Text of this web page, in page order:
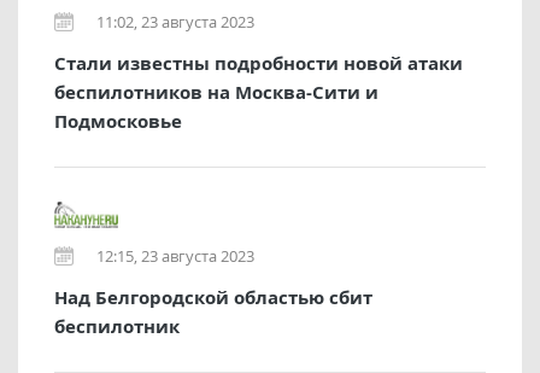
11:02, 23 августа 2023
Стали известны подробности новой атаки
беспилотников на Москва-Сити и
Подмосковье
12:15, 23 августа 2023
Над Белгородской областью сбит
беспилотник